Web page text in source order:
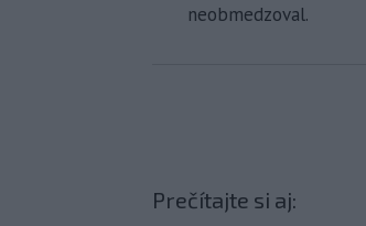
neobmedzoval.
Prečítajte si aj: